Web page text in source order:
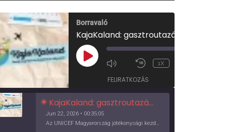
Borravaló
PLAY
EPISODE
1X
FELIRATKOZÁS
KajaKaland: gasztroutazás a föld körül
Jun 22, 2026 • 00:35:05
Az UNICEF Magyarország jótékonysági kezdeményezése izgalmas, egész éves világkörüli ízutazásra hív, igazi családi program és gasztroedukáció, illetve segítség a rászorulóknak is egyben.